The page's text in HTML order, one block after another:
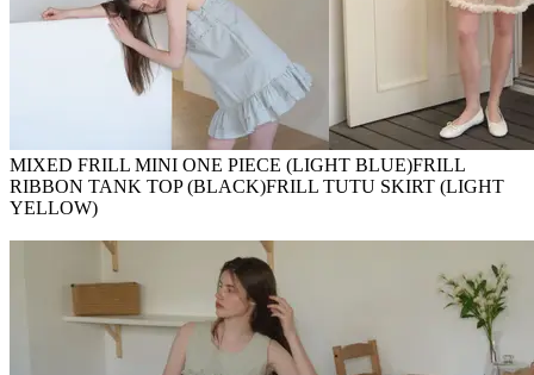
MIXED FRILL MINI ONE PIECE (LIGHT BLUE)FRILL
RIBBON TANK TOP (BLACK)FRILL TUTU SKIRT (LIGHT
YELLOW)